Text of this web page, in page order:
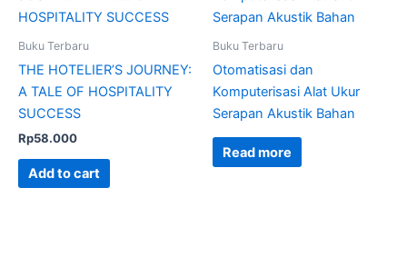
Buku Terbaru
THE HOTELIER’S JOURNEY:
A TALE OF HOSPITALITY
SUCCESS
Rp58.000
Add to cart
Buku Terbaru
Otomatisasi dan
Komputerisasi Alat Ukur
Serapan Akustik Bahan
Read more